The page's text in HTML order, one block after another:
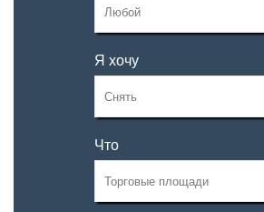
Я хочу
Что